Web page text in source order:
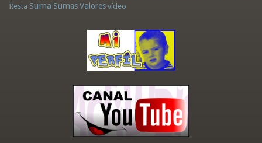
Resta Suma Sumas Valores vídeo